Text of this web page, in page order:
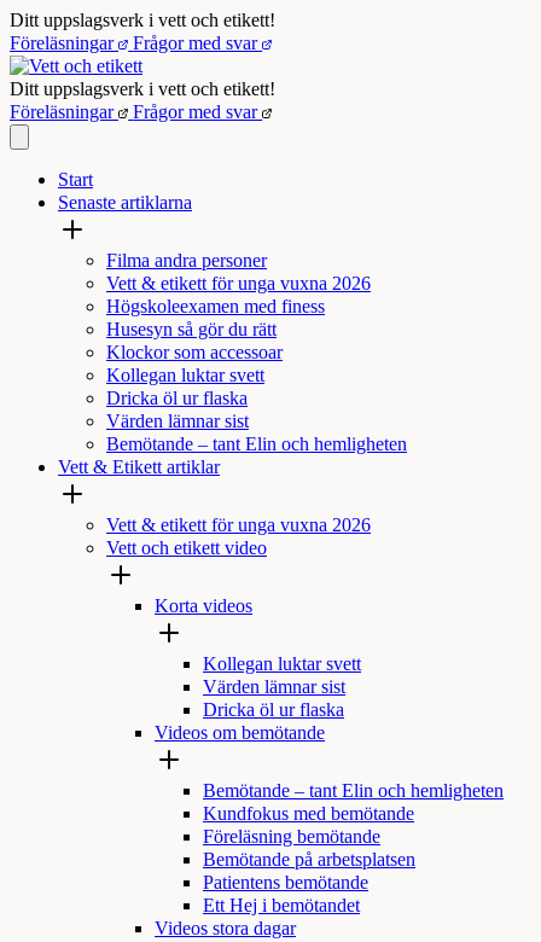
Hoppa
till
innehåll
Ditt uppslagsverk i vett och etikett!
Föreläsningar
Frågor med svar
Ditt uppslagsverk i vett och etikett!
Föreläsningar
Frågor med svar
Start
Senaste artiklarna
Filma andra personer
Vett & etikett för unga vuxna 2026
Högskoleexamen med finess
Husesyn så gör du rätt
Klockor som accessoar
Kollegan luktar svett
Dricka öl ur flaska
Värden lämnar sist
Bemötande – tant Elin och hemligheten
Vett & Etikett artiklar
Vett & etikett för unga vuxna 2026
Vett och etikett video
Korta videos
Kollegan luktar svett
Värden lämnar sist
Dricka öl ur flaska
Videos om bemötande
Bemötande – tant Elin och hemligheten
Kundfokus med bemötande
Föreläsning bemötande
Bemötande på arbetsplatsen
Patientens bemötande
Ett Hej i bemötandet
Videos stora dagar